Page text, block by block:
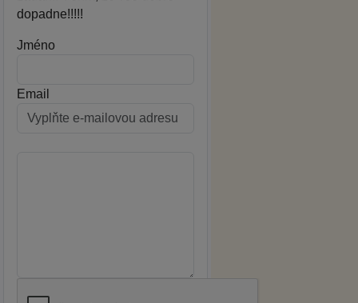
dopadne!!!!!
Jméno
Email